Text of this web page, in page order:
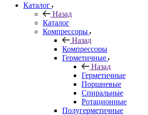
Каталог
Назад
Каталог
Компрессоры
Назад
Компрессоры
Герметичные
Назад
Герметичные
Поршневые
Спиральные
Ротационные
Полугерметичные